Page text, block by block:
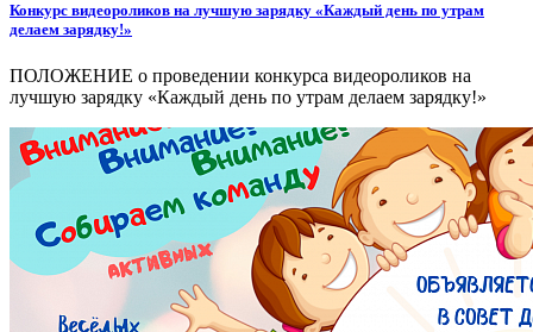
Конкурс видеороликов на лучшую зарядку «Каждый день по утрам
делаем зарядку!»
ПОЛОЖЕНИЕ о проведении конкурса видеороликов на
лучшую зарядку «Каждый день по утрам делаем зарядку!»